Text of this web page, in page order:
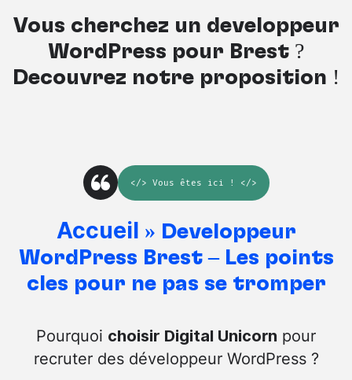
Vous cherchez un développeur
WordPress pour Brest ?
Découvrez notre proposition !
</> Vous êtes ici ! </>
Accueil » Développeur
WordPress Brest – Les points
clés pour ne pas se tromper
Pourquoi choisir Digital Unicorn pour
recruter des développeur WordPress ?